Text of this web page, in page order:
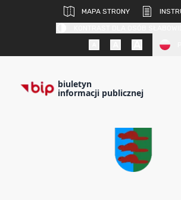
MAPA STRONY
biuletyn
informacji publicznej